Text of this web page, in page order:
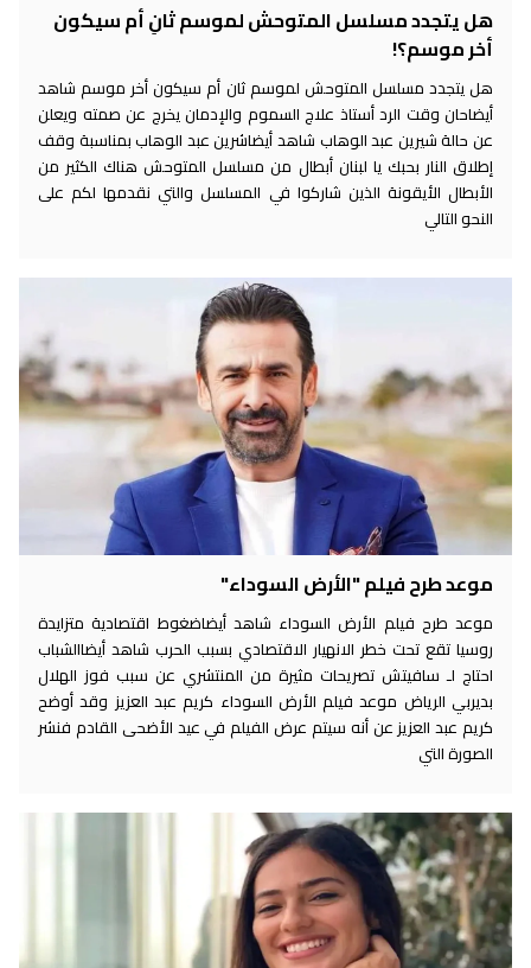
هل يتجدد مسلسل المتوحش لموسم ثانِ أم سيكون
أخر موسم؟!
هل يتجدد مسلسل المتوحش لموسم ثان أم سيكون أخر موسم شاهد
أيضاحان وقت الرد أستاذ علاج السموم والإدمان يخرج عن صمته ويعلن
عن حالة شيرين عبد الوهاب شاهد أيضاشرين عبد الوهاب بمناسبة وقف
إطلاق النار بحبك يا لبنان أبطال من مسلسل المتوحش هناك الكثير من
الأبطال الأيقونة الذين شاركوا في المسلسل والتي نقدمها لكم على
النحو التالي
موعد طرح فيلم "الأرض السوداء"
موعد طرح فيلم الأرض السوداء شاهد أيضاضغوط اقتصادية متزايدة
روسيا تقع تحت خطر الانهيار الاقتصادي بسبب الحرب شاهد أيضاالشباب
احتاج لـ سافيتش تصريحات مثيرة من المنتشري عن سبب فوز الهلال
بديربي الرياض موعد فيلم الأرض السوداء كريم عبد العزيز وقد أوضح
كريم عبد العزيز عن أنه سيتم عرض الفيلم في عيد الأضحى القادم فنشر
الصورة التي